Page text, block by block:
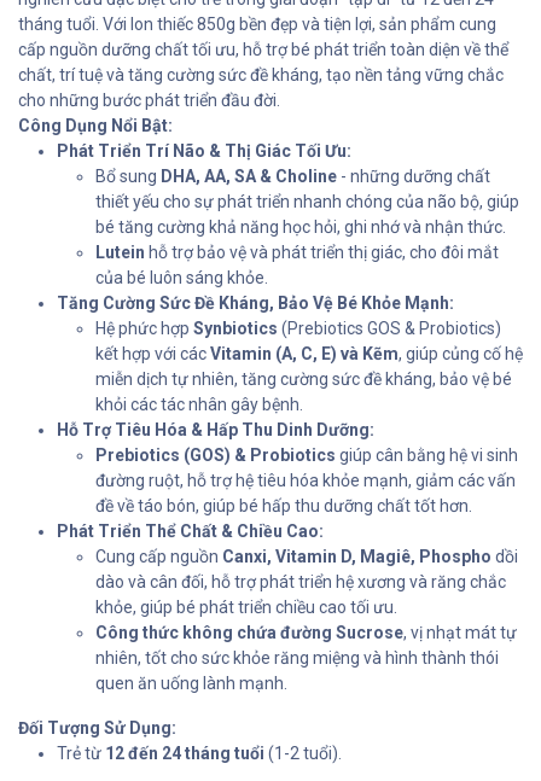
tháng tuổi. Với lon thiếc 850g bền đẹp và tiện lợi, sản phẩm cung
cấp nguồn dưỡng chất tối ưu, hỗ trợ bé phát triển toàn diện về thể
chất, trí tuệ và tăng cường sức đề kháng, tạo nền tảng vững chắc
cho những bước phát triển đầu đời.
Công Dụng Nổi Bật:
Phát Triển Trí Não & Thị Giác Tối Ưu:
Bổ sung DHA, AA, SA & Choline - những dưỡng chất
thiết yếu cho sự phát triển nhanh chóng của não bộ, giúp
bé tăng cường khả năng học hỏi, ghi nhớ và nhận thức.
Lutein hỗ trợ bảo vệ và phát triển thị giác, cho đôi mắt
của bé luôn sáng khỏe.
Tăng Cường Sức Đề Kháng, Bảo Vệ Bé Khỏe Mạnh:
Hệ phức hợp Synbiotics (Prebiotics GOS & Probiotics)
kết hợp với cácVitamin (A, C, E) và Kẽm, giúp củng cố hệ
miễn dịch tự nhiên, tăng cường sức đề kháng, bảo vệ bé
khỏi các tác nhân gây bệnh.
Hỗ Trợ Tiêu Hóa & Hấp Thu Dinh Dưỡng:
Prebiotics (GOS) & Probiotics giúp cân bằng hệ vi sinh
đường ruột, hỗ trợ hệ tiêu hóa khỏe mạnh, giảm các vấn
đề về táo bón, giúp bé hấp thu dưỡng chất tốt hơn.
Phát Triển Thể Chất & Chiều Cao:
Cung cấp nguồn Canxi, Vitamin D, Magiê, Phospho dồi
dào và cân đối, hỗ trợ phát triển hệ xương và răng chắc
khỏe, giúp bé phát triển chiều cao tối ưu.
Công thức không chứa đường Sucrose, vị nhạt mát tự
nhiên, tốt cho sức khỏe răng miệng và hình thành thói
quen ăn uống lành mạnh.
Đối Tượng Sử Dụng:
Trẻ từ 12 đến 24 tháng tuổi (1-2 tuổi).